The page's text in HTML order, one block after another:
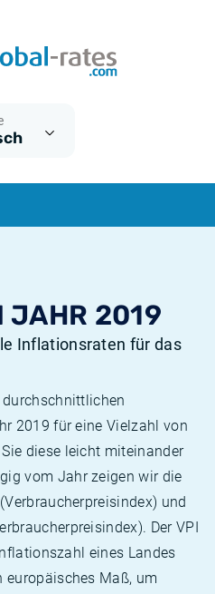
JAHR 2019
Inflationsraten für das
durchschnittlichen
2019 für eine Vielzahl von
diese leicht miteinander
vom Jahr zeigen wir die
und
Der VPI
eines Landes
europäisches Maß, um